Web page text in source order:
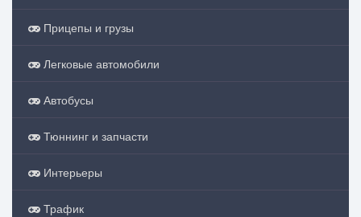
Прицепы и грузы
Легковые автомобили
Автобусы
Тюннинг и запчасти
Интерьеры
Трафик